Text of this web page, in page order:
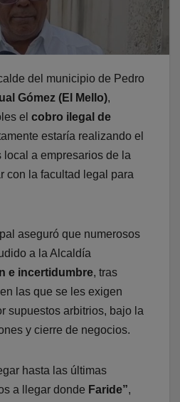
del municipio de Pedro
Gómez (El Mello),
el cobro ilegal de
estaría realizando el
local a empresarios de la
con la facultad legal para
aseguró que numerosos
a la Alcaldía
e incertidumbre, tras
las que se les exigen
supuestos arbitrios, bajo la
y cierre de negocios.
hasta las últimas
a llegar donde Faride”,